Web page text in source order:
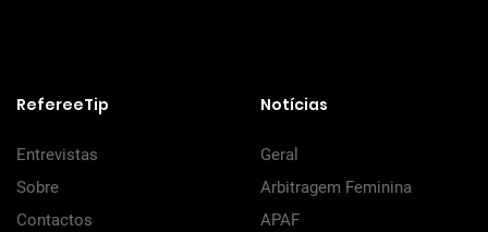
RefereeTip
Entrevistas
Sobre
Contactos
Notícias
Geral
Arbitragem Feminina
APAF